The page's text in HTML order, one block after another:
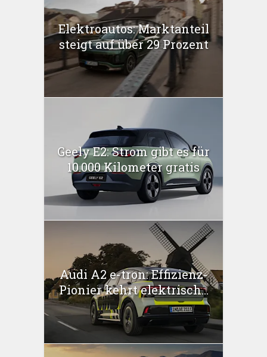
Elektroautos: Marktanteil
steigt auf über 29 Prozent
Geely E2: Strom gibt es für
10.000 Kilometer gratis
Audi A2 e-tron: Effizienz-
Pionier kehrt elektrisch...